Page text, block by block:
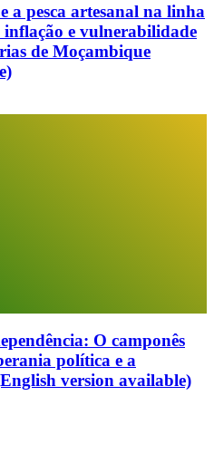
a pesca artesanal na linha
e vulnerabilidade
de Moçambique
O camponês
política e a
version available)